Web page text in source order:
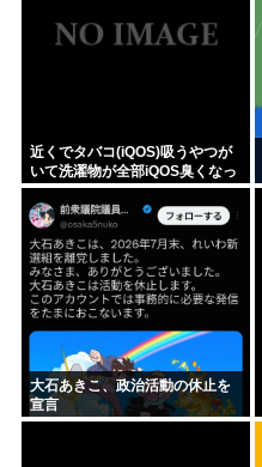
近くでタバコ(iQOS)吸うやつが
いて洗濯物が全部iQOS臭くなっ
た
大石あきこ、政治活動の休止を
宣言